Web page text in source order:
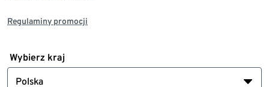
Regulaminy promocji
Wybierz kraj
Polska